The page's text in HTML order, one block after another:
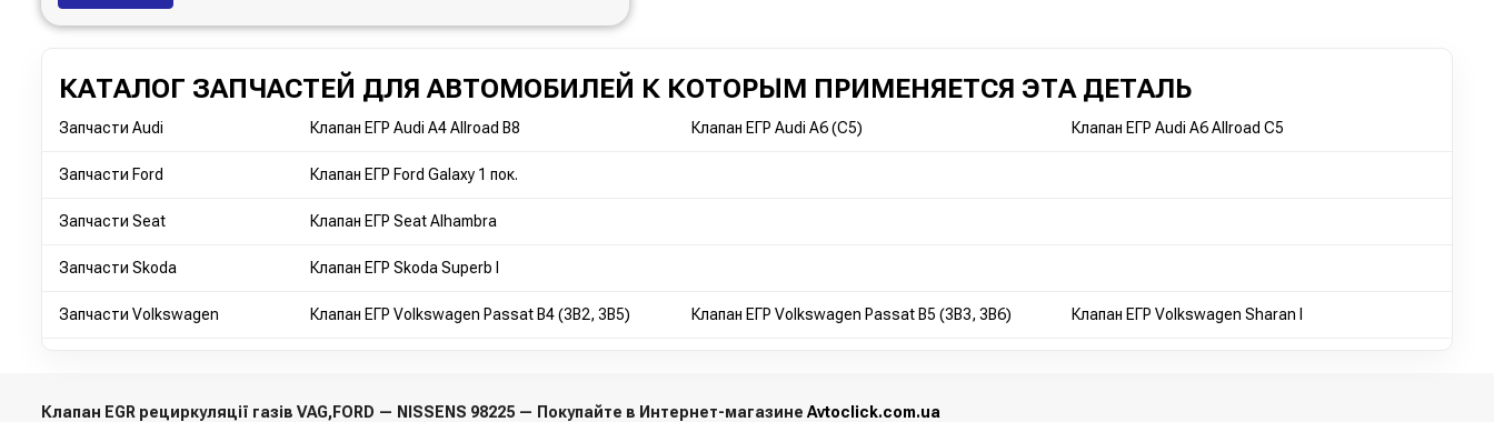
КАТАЛОГ ЗАПЧАСТЕЙ ДЛЯ АВТОМОБИЛЕЙ К КОТОРЫМ ПРИМЕНЯЕТСЯ ЭТА ДЕТАЛЬ
Запчасти Audi Клапан ЕГР Audi A4 Allroad B8 Клапан ЕГР Audi A6 (C5) Клапан ЕГР Audi A6 Allroad C5
Запчасти Ford Клапан ЕГР Ford Galaxy 1 пок.
Запчасти Seat Клапан ЕГР Seat Alhambra
Запчасти Skoda Клапан ЕГР Skoda Superb I
Запчасти Volkswagen Клапан ЕГР Volkswagen Passat B4 (3B2, 3B5) Клапан ЕГР Volkswagen Passat B5 (3B3, 3B6) Клапан ЕГР Volkswagen Sharan I
Клапан EGR рециркуляції газів VAG,FORD — NISSENS 98225 — Покупайте в Интернет-магазине Avtoclick.com.ua